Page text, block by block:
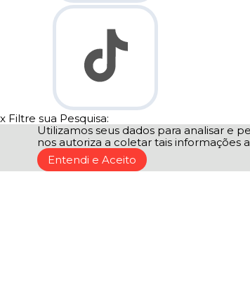
x Filtre sua Pesquisa:
Utilizamos seus dados para analisar e
nos autoriza a coletar tais informações
Entendi e Aceito